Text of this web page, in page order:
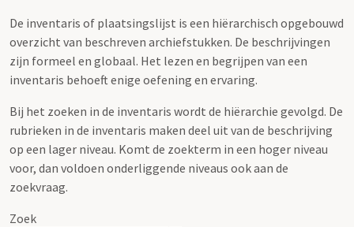
De inventaris of plaatsingslijst is een hiërarchisch opgebouwd
overzicht van beschreven archiefstukken. De beschrijvingen
zijn formeel en globaal. Het lezen en begrijpen van een
inventaris behoeft enige oefening en ervaring.
Bij het zoeken in de inventaris wordt de hiërarchie gevolgd. De
rubrieken in de inventaris maken deel uit van de beschrijving
op een lager niveau. Komt de zoekterm in een hoger niveau
voor, dan voldoen onderliggende niveaus ook aan de
zoekvraag.
Zoek